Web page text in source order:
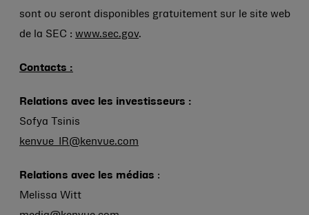
sont ou seront disponibles gratuitement sur le site web
de la SEC : www.sec.gov.
Contacts :
Relations avec les investisseurs :
Sofya Tsinis
kenvue_IR@kenvue.com
Relations avec les médias :
Melissa Witt